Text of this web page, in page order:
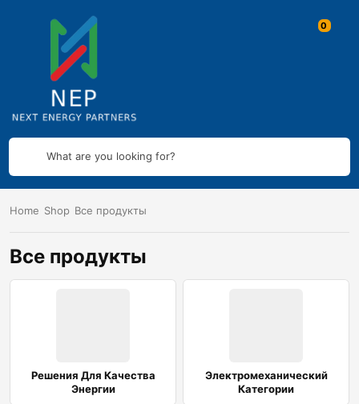
What are you looking for?
Home Shop Все продукты
Все продукты
Решения Для Качества
Энергии
Электромеханический
Категории